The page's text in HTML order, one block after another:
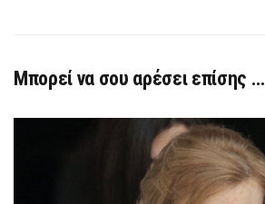
Μπορεί να σου αρέσει επίσης …